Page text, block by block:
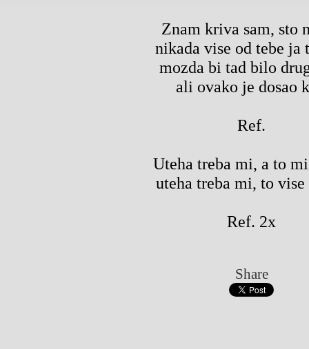
Znam kriva sam, sto
nikada vise od tebe ja
mozda bi tad bilo
ali ovako je dosao
Ref.
Uteha treba mi, a to
uteha treba mi, to
Ref. 2x
Share